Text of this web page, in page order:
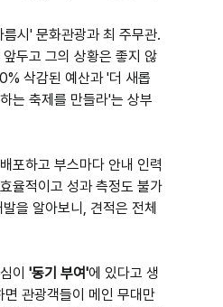
시' 문화관광과 최 주무관.
두고 그의 상황은 좋지 않
삭감된 예산과 '더 새롭
는 축제를 만들라'는 상부
포하고 부스마다 안내 인력
율적이고 성과 측정도 불가
을 알아보니, 견적은 전체
이 '동기 부여'에 있다고 생
관광객들이 메인 무대만